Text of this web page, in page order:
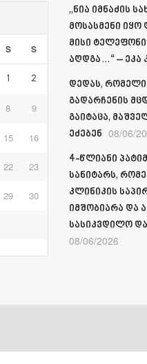
S S
1 2
8 9
15 16
22 23
29 30
„ნია იმნაძის
მოსასმენი
მისი
აღდგა…“ – ეკა
დედას,
გადარჩენის
გაიტაცა,
ეძებენ 08/06/
4-წლიანი
სანიტარს,
კლინიკის
იმშობიარა და
სასიკვდილო
08/06/2026